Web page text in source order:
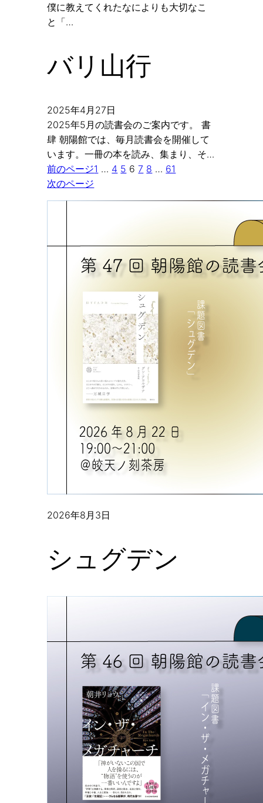
僕に教えてくれたなによりも大切なこ
と「…
バリ山行
2025年4月27日
2025年5月の読書会のご案内です。 書
肆 朝陽館では、毎月読書会を開催して
います。一冊の本を読み、集まり、そ…
前のページ1 … 4 5 6 7 8 … 61
次のページ
2026年8月3日
シュグデン